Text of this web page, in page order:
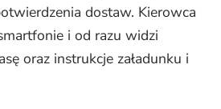
dostaw. Kierowca
i od razu widzi
oraz instrukcje załadunku i